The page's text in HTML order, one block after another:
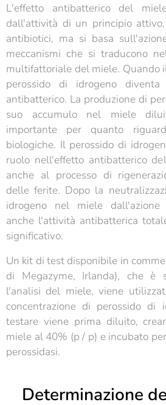
L'effetto antibatterico del
dall'attività di un principio
antibiotici, ma si basa
meccanismi che si traducono
multifattoriale del miele. Quando
perossido di idrogeno
antibatterico. La produzione di
suo accumulo nel miele
importante per quanto
biologiche. Il perossido di
ruolo nell'effetto antibatterico
anche al processo di
delle ferite. Dopo la
idrogeno nel miele dall'azione
anche l'attività antibatterica
significativo.
Un kit di test disponibile in
di Megazyme, Irlanda), che è
l'analisi del miele, viene
concentrazione di perossido di
testare viene prima diluito,
miele al 40% (p / p) e incubato
perossidasi.
Determinazione